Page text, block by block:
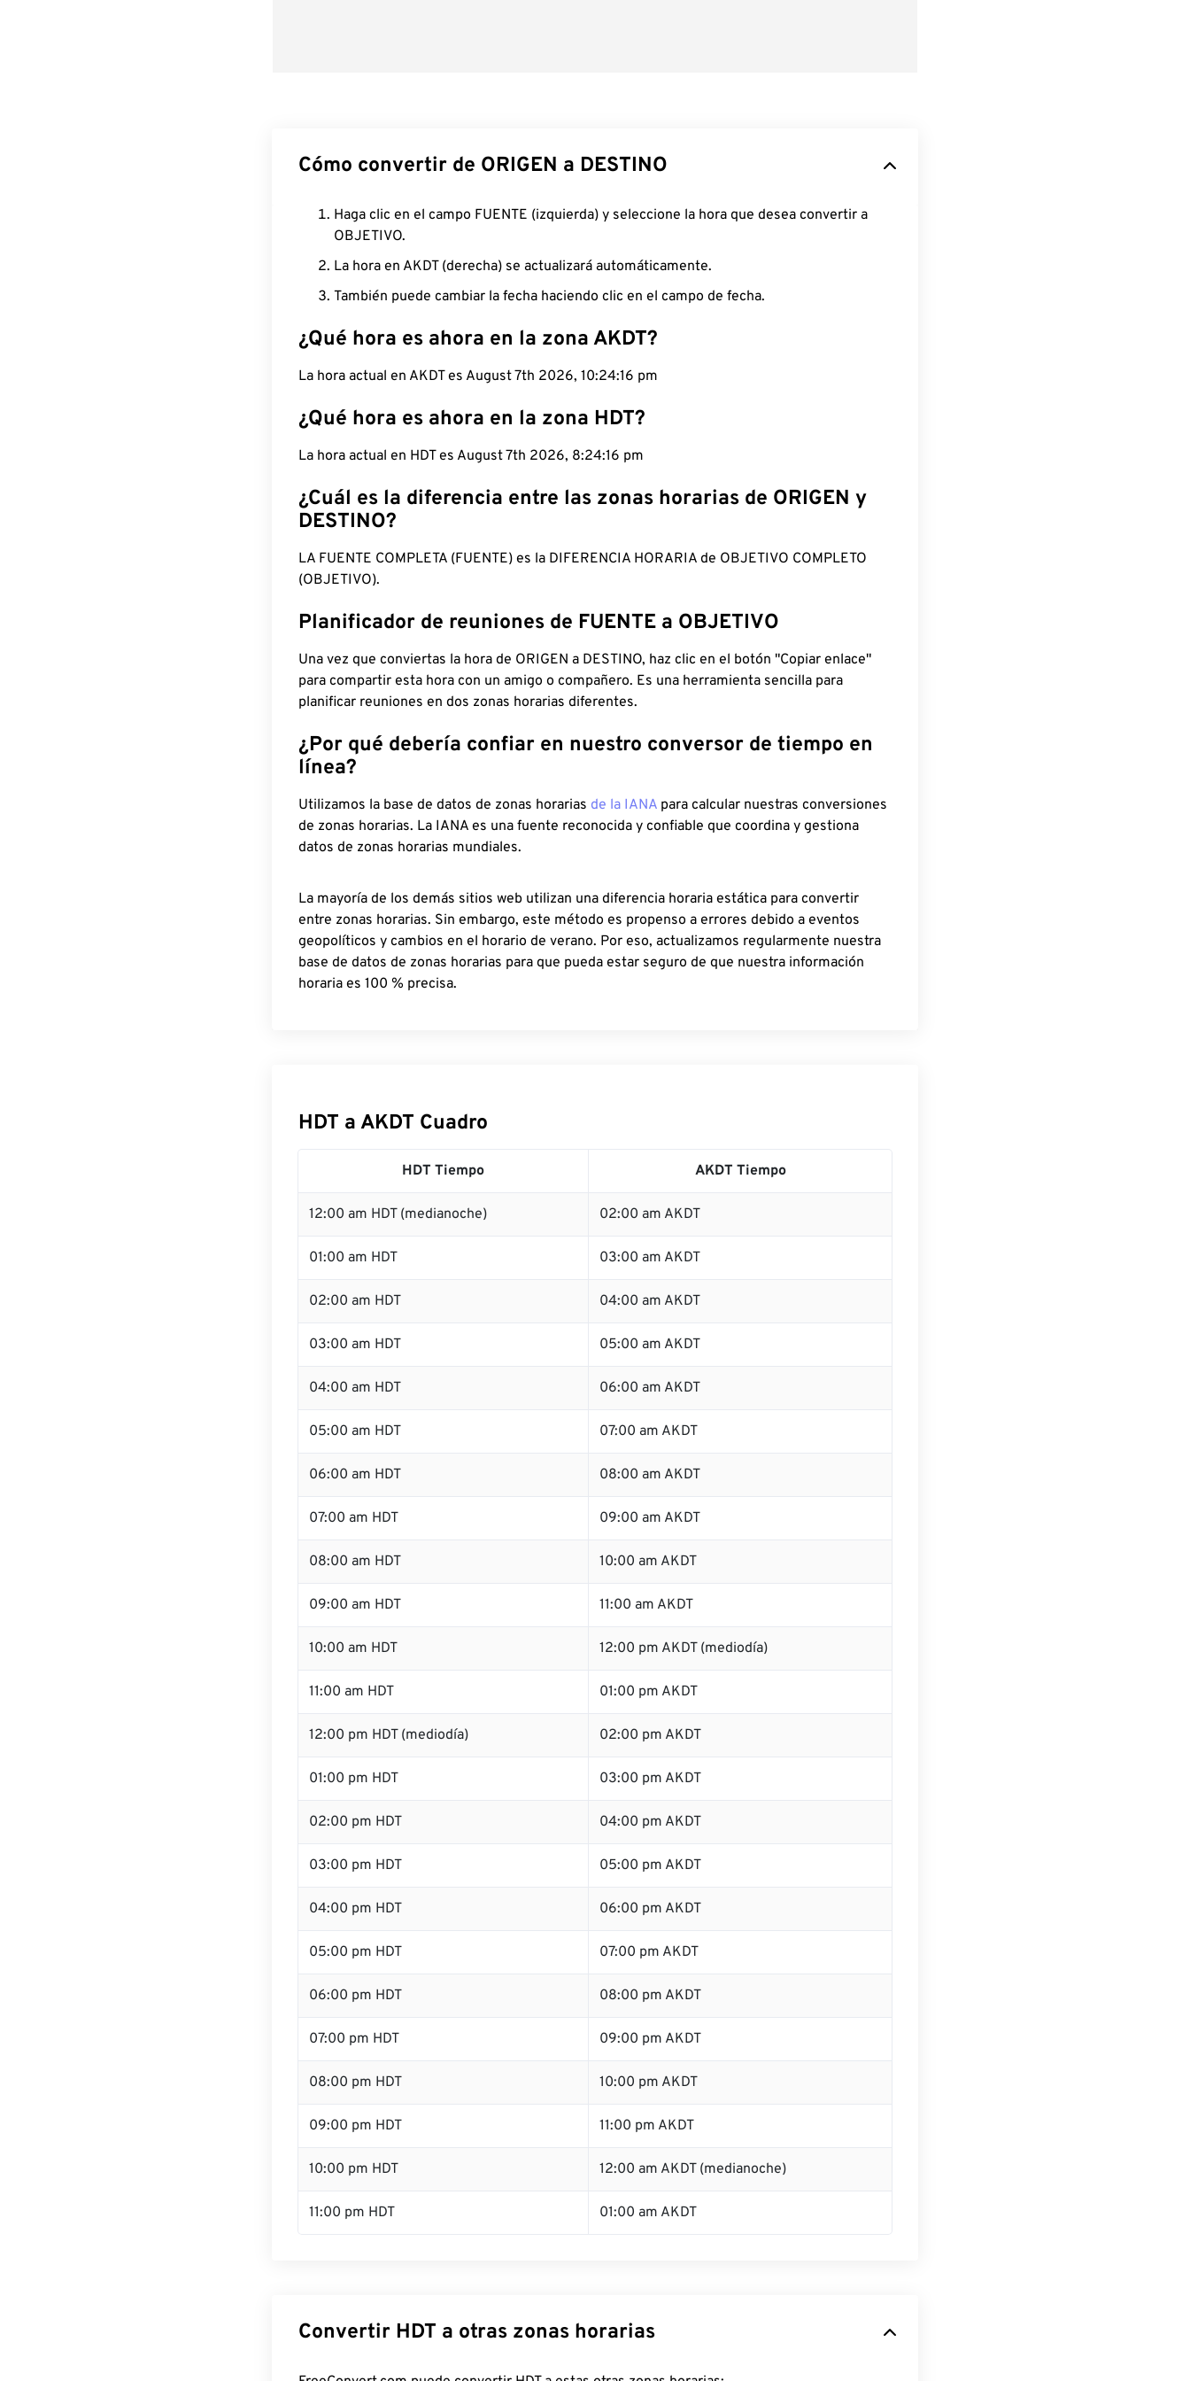
Cómo convertir de ORIGEN a DESTINO
Haga clic en el campo FUENTE (izquierda) y seleccione la hora que desea convertir a
OBJETIVO.
La hora en AKDT (derecha) se actualizará automáticamente.
También puede cambiar la fecha haciendo clic en el campo de fecha.
¿Qué hora es ahora en la zona AKDT?
La hora actual en AKDT es August 7th 2026, 10:24:17 pm
¿Qué hora es ahora en la zona HDT?
La hora actual en HDT es August 7th 2026, 8:24:17 pm
¿Cuál es la diferencia entre las zonas horarias de ORIGEN y
DESTINO?
LA FUENTE COMPLETA (FUENTE) es la DIFERENCIA HORARIA de OBJETIVO COMPLETO
(OBJETIVO).
Planificador de reuniones de FUENTE a OBJETIVO
Una vez que conviertas la hora de ORIGEN a DESTINO, haz clic en el botón "Copiar enlace"
para compartir esta hora con un amigo o compañero. Es una herramienta sencilla para
planificar reuniones en dos zonas horarias diferentes.
¿Por qué debería confiar en nuestro conversor de tiempo en
línea?
Utilizamos la base de datos de zonas horarias de la IANA para calcular nuestras conversiones
de zonas horarias. La IANA es una fuente reconocida y confiable que coordina y gestiona
datos de zonas horarias mundiales.
La mayoría de los demás sitios web utilizan una diferencia horaria estática para convertir
entre zonas horarias. Sin embargo, este método es propenso a errores debido a eventos
geopolíticos y cambios en el horario de verano. Por eso, actualizamos regularmente nuestra
base de datos de zonas horarias para que pueda estar seguro de que nuestra información
horaria es 100 % precisa.
HDT a AKDT Cuadro
HDT Tiempo AKDT Tiempo
12:00 am HDT (medianoche) 02:00 am AKDT
01:00 am HDT 03:00 am AKDT
02:00 am HDT 04:00 am AKDT
03:00 am HDT 05:00 am AKDT
04:00 am HDT 06:00 am AKDT
05:00 am HDT 07:00 am AKDT
06:00 am HDT 08:00 am AKDT
07:00 am HDT 09:00 am AKDT
08:00 am HDT 10:00 am AKDT
09:00 am HDT 11:00 am AKDT
10:00 am HDT 12:00 pm AKDT (mediodía)
11:00 am HDT 01:00 pm AKDT
12:00 pm HDT (mediodía) 02:00 pm AKDT
01:00 pm HDT 03:00 pm AKDT
02:00 pm HDT 04:00 pm AKDT
03:00 pm HDT 05:00 pm AKDT
04:00 pm HDT 06:00 pm AKDT
05:00 pm HDT 07:00 pm AKDT
06:00 pm HDT 08:00 pm AKDT
07:00 pm HDT 09:00 pm AKDT
08:00 pm HDT 10:00 pm AKDT
09:00 pm HDT 11:00 pm AKDT
10:00 pm HDT 12:00 am AKDT (medianoche)
11:00 pm HDT 01:00 am AKDT
Convertir HDT a otras zonas horarias